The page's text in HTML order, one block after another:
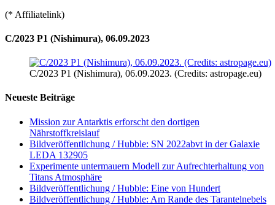
(* Affiliatelink)
C/2023 P1 (Nishimura), 06.09.2023
C/2023 P1 (Nishimura), 06.09.2023. (Credits: astropage.eu)
Neueste Beiträge
Mission zur Antarktis erforscht den dortigen
Nährstoffkreislauf
Bildveröffentlichung / Hubble: SN 2022abvt in der Galaxie
LEDA 132905
Experimente untermauern Modell zur Aufrechterhaltung von
Titans Atmosphäre
Bildveröffentlichung / Hubble: Eine von Hundert
Bildveröffentlichung / Hubble: Am Rande des Tarantelnebels